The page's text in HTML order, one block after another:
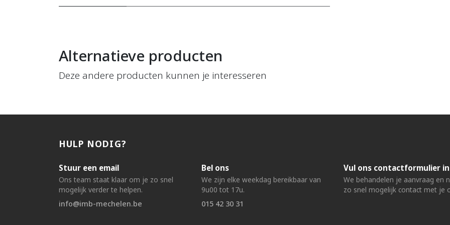
Alternatieve producten
Deze andere producten kunnen je interesseren
HULP NODIG?
Stuur een email
Ons team staat klaar om je zo snel
mogelijk verder te helpen.
info@imb-mechelen.be
Bel ons
We zijn elke weekdag bereikbaar van
9u00 tot 17u.
015 42 30 31
Vul ons contactformulier in
We behandelen je aanvraag en
zo snel mogelijk contact met je